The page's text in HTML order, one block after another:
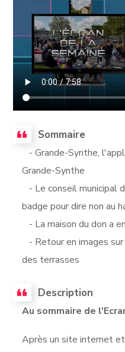
Sommaire
- Grande-Synthe,
Grande-Synthe
- Le conseil municipal
badge pour dire non au
- La maison du don a
- Retour en images
des terrasses
Description
Au sommaire de
Après un site internet